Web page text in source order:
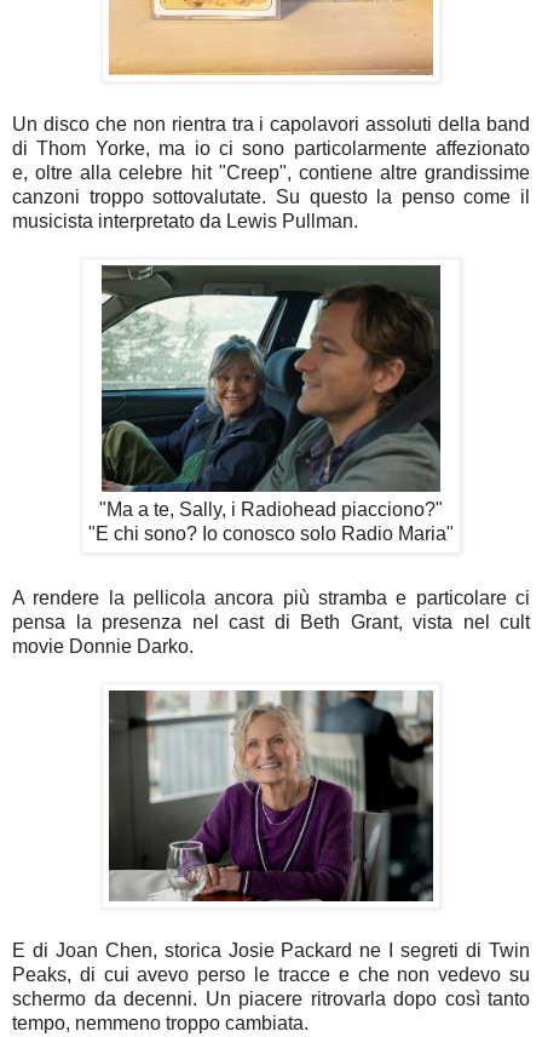
Un disco che non rientra tra i capolavori assoluti della band
di Thom Yorke, ma io ci sono particolarmente affezionato
e,oltre alla celebre hit "Creep", contiene altre grandissime
canzoni troppo sottovalutate. Su questo la penso come il
musicista interpretato da Lewis Pullman.
"Ma a te, Sally, i Radiohead piacciono?"
"E chi sono? Io conosco solo Radio Maria"
A rendere la pellicola ancora più stramba e particolare ci
pensa la presenza nel cast di Beth Grant, vista nel cult
movie Donnie Darko.
E di Joan Chen, storica Josie Packard ne I segreti di Twin
Peaks, di cui avevo perso le tracce e che non vedevo su
schermo da decenni. Un piacere ritrovarla dopo così tanto
tempo, nemmeno troppo cambiata.